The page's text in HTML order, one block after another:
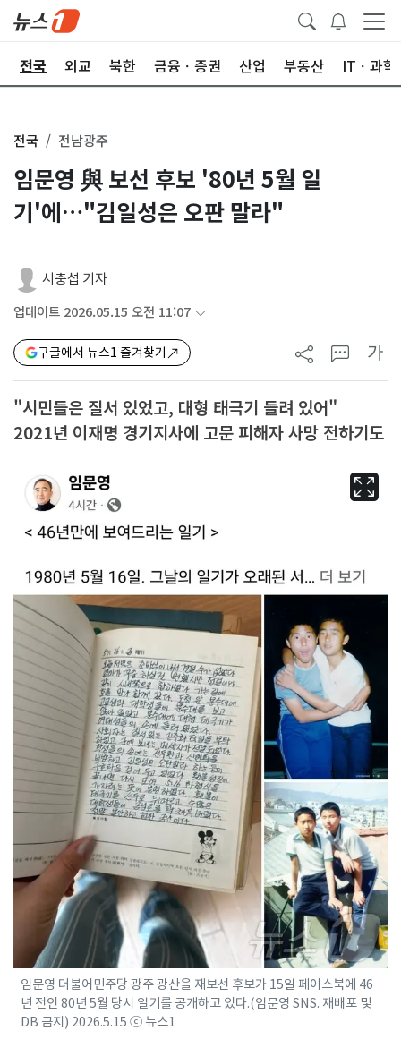
전국 외교 북한 금융ㆍ증권 산업 부동산 ITㆍ과학
전국 전남광주
임문영 與 보선 후보 '80년 5월 일
기'에…"김일성은 오판 말라"
서충섭 기자
업데이트 2026.05.15 오전 11:07
구글에서 뉴스1 즐겨찾기 가
"시민들은 질서 있었고, 대형 태극기 들려 있어"
2021년 이재명 경기지사에 고문 피해자 사망 전하기도
임문영 더불어민주당 광주 광산을 재보선 후보가 15일 페이스북에 46
년 전인 80년 5월 당시 일기를 공개하고 있다.(임문영 SNS. 재배포 및
DB 금지) 2026.5.15 ⓒ 뉴스1